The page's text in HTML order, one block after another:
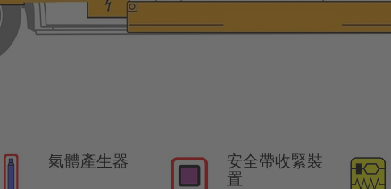
氣體產生器
安全帶收緊裝
置